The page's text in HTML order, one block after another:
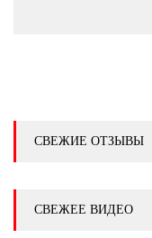
СВЕЖИЕ ОТЗЫВЫ
СВЕЖЕЕ ВИДЕО